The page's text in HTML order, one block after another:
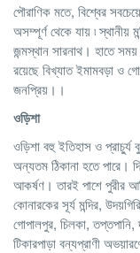
পৌরাণিক মতে, বিশ্বের
অসম্পূর্ণ থেকে যায় ৷ স্থানীয়
জন্মস্থান সারনাথ। হাতে
রয়েছে বিখ্যাত ইমামবড়া ও
জনপ্রিয়।।
ওড়িশা
ওড়িশা বহু ইতিহাস ও প্রাচু্র্য
অন্যতম ঠিকানা হতে পারে।
আকর্ষণ। তারই পাশে পুরীর
কোনারকের সূর্য মন্দির,
গোপালপুর, চিলকা, তপ্তপানি,
টিকারপাড়া বন্যপ্রাণী